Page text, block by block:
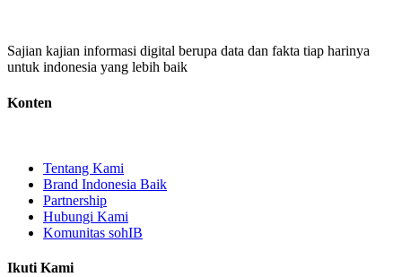
Sajian kajian informasi digital berupa data dan fakta tiap harinya
untuk indonesia yang lebih baik
Konten
Tentang Kami
Brand Indonesia Baik
Partnership
Hubungi Kami
Komunitas sohIB
Ikuti Kami